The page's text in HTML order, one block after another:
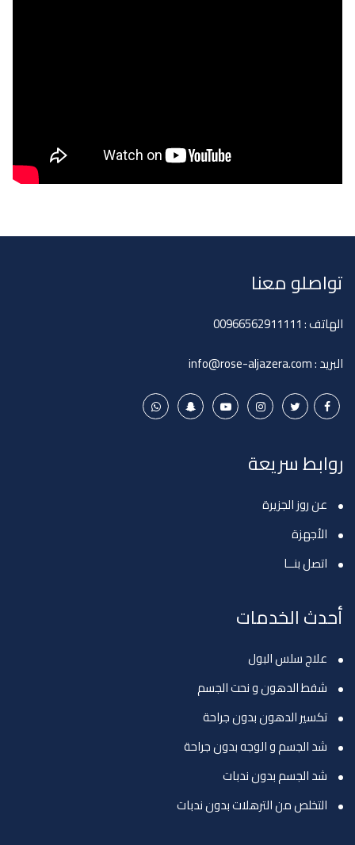
تواصلو معنا
الهاتف :00966562911111
البريد :info@rose-aljazera.com
روابط سريعة
عن روز الجزيرة
الأجهزة
اتصل بنــا
أحدث الخدمات
علاج سلس البول
شفط الدهون و نحت الجسم
تكسير الدهون بدون جراحة
شد الجسم و الوجه بدون جراحة
شد الجسم بدون ندبات
التخلص من الترهلات بدون ندبات